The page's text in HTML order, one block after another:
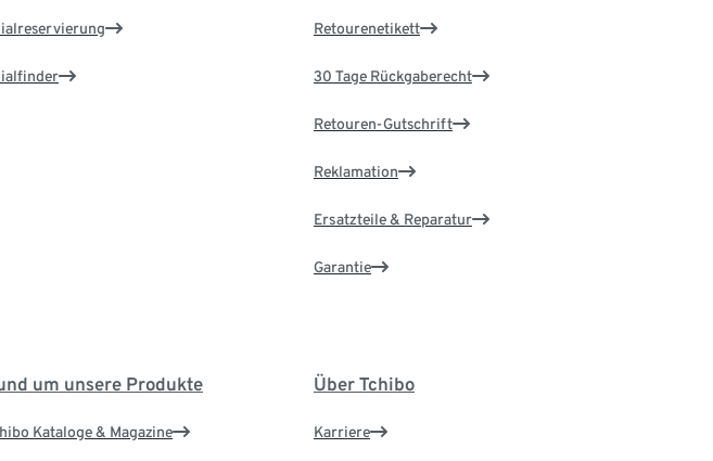
Retourenetikett
30 Tage Rückgaberecht
Retouren-Gutschrift
Reklamation
Ersatzteile & Reparatur
Garantie
um unsere Produkte
Kataloge & Magazine
Über Tchibo
Karriere